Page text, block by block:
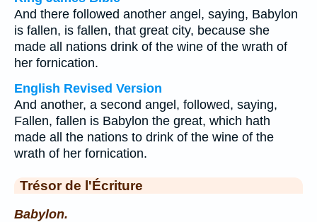
And there followed another angel, saying, Babylon
is fallen, is fallen, that great city, because she
made all nations drink of the wine of the wrath of
her fornication.
English Revised Version
And another, a second angel, followed, saying,
Fallen, fallen is Babylon the great, which hath
made all the nations to drink of the wine of the
wrath of her fornication.
Trésor de l'Écriture
Babylon.